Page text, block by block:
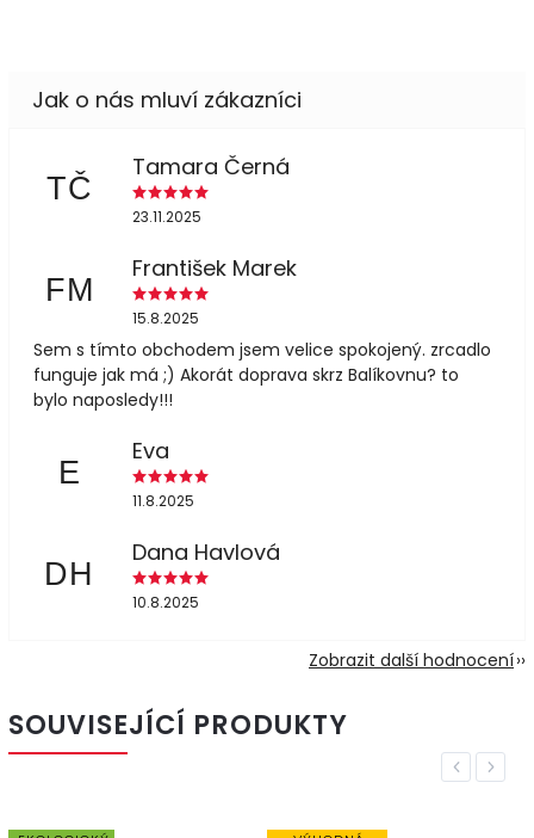
TČ
Tamara Černá
23.11.2025
FM
František Marek
15.8.2025
Sem s tímto obchodem jsem velice spokojený. zrcadlo
funguje jak má ;) Akorát doprava skrz Balíkovnu? to
bylo naposledy!!!
E
Eva
11.8.2025
DH
Dana Havlová
10.8.2025
Zobrazit další hodnocení
SOUVISEJÍCÍ PRODUKTY
Previous
Next